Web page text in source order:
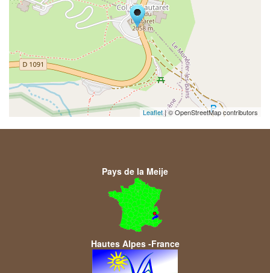
Leaflet| © OpenStreetMap contributors
Pays de la Meije
Hautes Alpes -France